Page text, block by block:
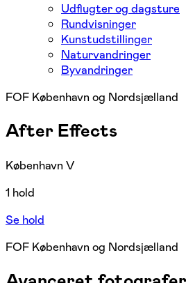
Udflugter og dagsture
Rundvisninger
Kunstudstillinger
Naturvandringer
Byvandringer
FOF København og Nordsjælland
After Effects
København V
1 hold
Se hold
FOF København og Nordsjælland